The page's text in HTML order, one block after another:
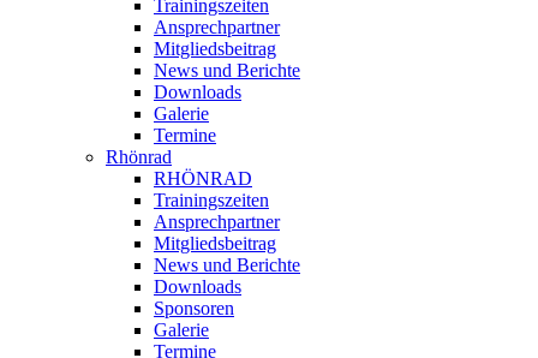
Trainingszeiten
Ansprechpartner
Mitgliedsbeitrag
News und Berichte
Downloads
Galerie
Termine
Rhönrad
RHÖNRAD
Trainingszeiten
Ansprechpartner
Mitgliedsbeitrag
News und Berichte
Downloads
Sponsoren
Galerie
Termine